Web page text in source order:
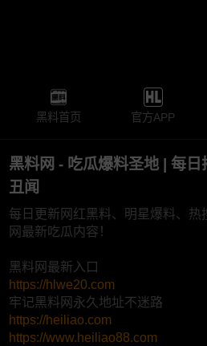
黑料首页 官方APP
黑料网 - 吃瓜爆料圣地 | 每
丑闻
每日更新网红黑料、明星爆料、热
网最新吃瓜内容！
黑料网最新入口
https://hlwe20.com
牢记黑料网永久地址不迷路
https://heiliao.com
https://www.heiliao88.com